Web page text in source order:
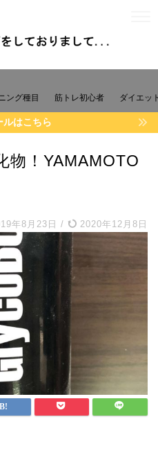
ング種目 筋トレ初心者 ダイエッ
ルはこちら
物！YAMAMOTO
年8月23日 / 2020年12月8日